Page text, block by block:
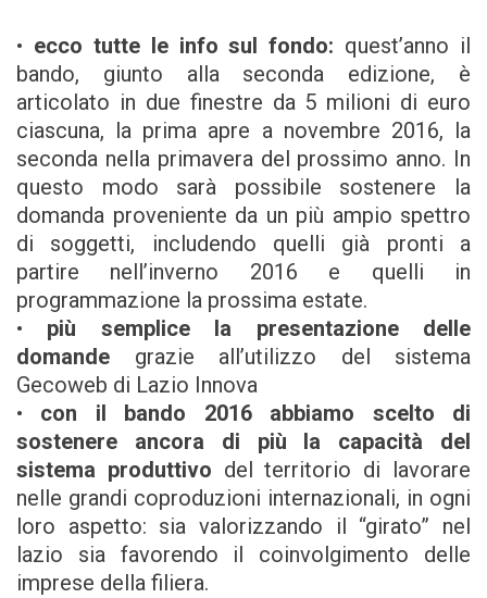
• ecco tutte le info sul fondo: quest’anno il
bando, giunto alla seconda edizione, è
articolato in due finestre da 5 milioni di euro
ciascuna, la prima apre a novembre 2016, la
seconda nella primavera del prossimo anno. In
questo modo sarà possibile sostenere la
domanda proveniente da un più ampio spettro
di soggetti, includendo quelli già pronti a
partire nell’inverno 2016 e quelli in
programmazione la prossima estate.
• più semplice la presentazione delle
domande grazie all’utilizzo del sistema
Gecoweb di Lazio Innova
• con il bando 2016 abbiamo scelto di
sostenere ancora di più la capacità del
sistema produttivo del territorio di lavorare
nelle grandi coproduzioni internazionali, in ogni
loro aspetto: sia valorizzando il “girato” nel
lazio sia favorendo il coinvolgimento delle
imprese della filiera.